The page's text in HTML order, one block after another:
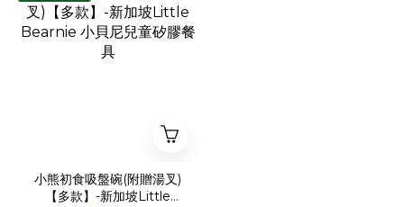
小熊初食吸盤碗(附贈湯叉)
【多款】-新加坡Little